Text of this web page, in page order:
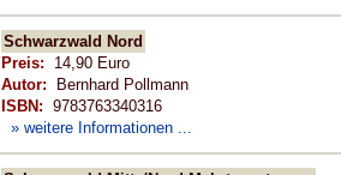
Schwarzwald Nord
Preis: 14,90 Euro
Autor: Bernhard Pollmann
ISBN: 9783763340316
» weitere Informationen ...